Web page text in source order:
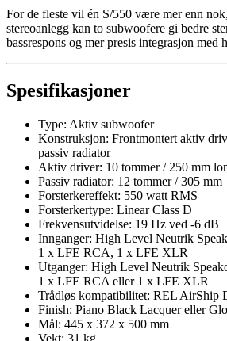
For de fleste vil én S/550 være mer enn
stereoanlegg kan to subwoofere gi bedre
bassrespons og mer presis integrasjon med
Spesifikasjoner
Type: Aktiv subwoofer
Konstruksjon: Frontmontert aktiv
passiv radiator
Aktiv driver: 10 tommer / 250 mm
Passiv radiator: 12 tommer / 305 mm
Forsterkereffekt: 550 watt RMS
Forsterkertype: Linear Class D
Frekvensutvidelse: 19 Hz ved -6 dB
Innganger: High Level Neutrik
1 x LFE RCA, 1 x LFE XLR
Utganger: High Level Neutrik
1 x LFE RCA eller 1 x LFE XLR
Trådløs kompatibilitet: REL AirShip
Finish: Piano Black Lacquer eller
Mål: 445 x 372 x 500 mm
Vekt: 31 kg